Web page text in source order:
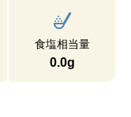
食塩相当量
0.0g